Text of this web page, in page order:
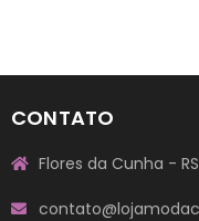
CONTATO
Flores da Cunha - RS